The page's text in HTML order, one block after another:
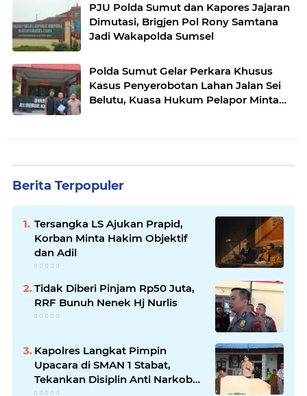
PJU Polda Sumut dan Kapores Jajaran
Dimutasi, Brigjen Pol Rony Samtana
Jadi Wakapolda Sumsel
Polda Sumut Gelar Perkara Khusus
Kasus Penyerobotan Lahan Jalan Sei
Belutu, Kuasa Hukum Pelapor Minta
Berita Terpopuler
Tersangka LS Ajukan Prapid,
Korban Minta Hakim Objektif
dan Adil
Tidak Diberi Pinjam Rp50 Juta,
RRF Bunuh Nenek Hj Nurlis
Kapolres Langkat Pimpin
Upacara di SMAN 1 Stabat,
Tekankan Disiplin Anti Narkoba